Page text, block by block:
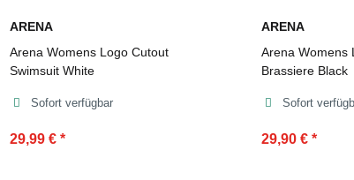
ARENA
Arena Womens Logo Cutout
Swimsuit White
Sofort verfügbar
29,99 € *
ARENA
Arena Womens
Brassiere Black
Sofort
29,90 € *